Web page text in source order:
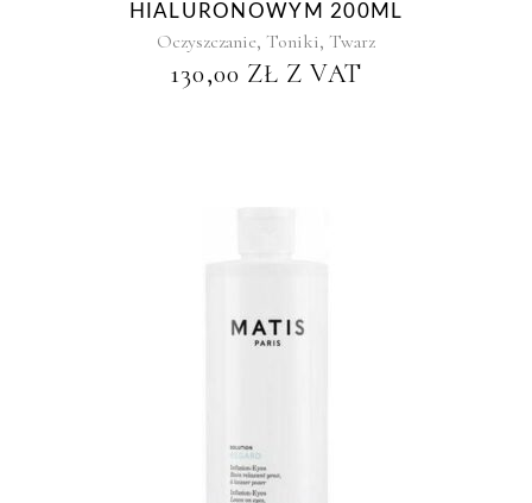
HIALURONOWYM 200ML
Oczyszczanie, Toniki, Twarz
130,00 ZŁ Z VAT